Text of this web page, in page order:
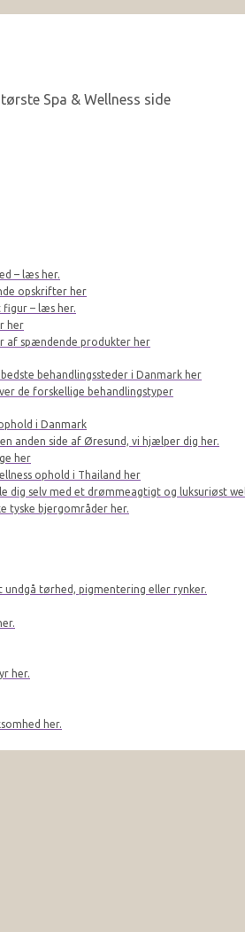
Spa & Wellness side
– læs her.
opskrifter her
– læs her.
her
af spændende produkter her
behandlingssteder i Danmark her
de forskellige behandlingstyper
i Danmark
anden side af Øresund, vi hjælper dig her.
her
ophold i Thailand her
dig selv med et drømmeagtigt og luksuriøst
tyske bjergområder her.
undgå tørhed, pigmentering eller rynker.
her.
her.